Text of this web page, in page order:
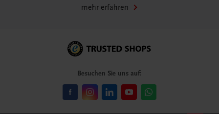
mehr erfahren
Besuchen Sie uns auf: